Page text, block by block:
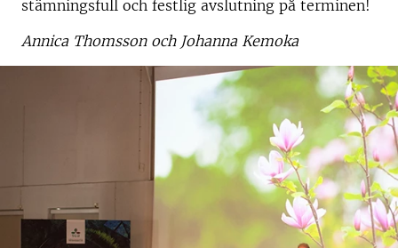
stämningsfull och festlig avslutning på terminen!
Annica Thomsson och Johanna Kemoka